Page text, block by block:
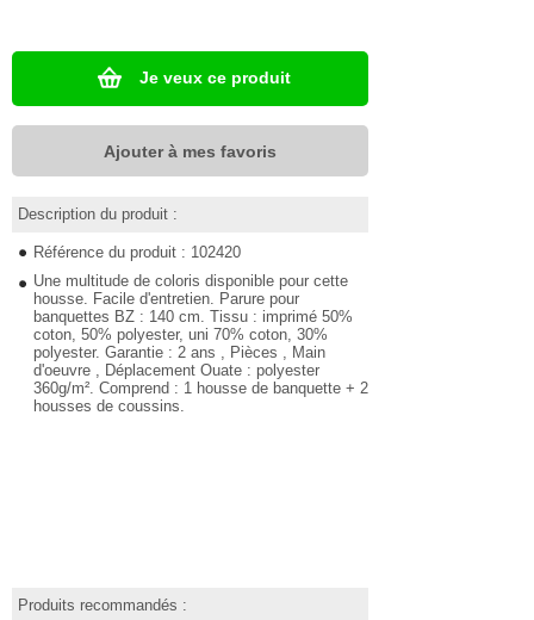
Je veux ce produit
Ajouter à mes favoris
Description du produit :
Référence du produit : 102420
Une multitude de coloris disponible pour cette
housse. Facile d'entretien. Parure pour
banquettes BZ : 140 cm. Tissu : imprimé 50%
coton, 50% polyester, uni 70% coton, 30%
polyester. Garantie : 2 ans , Pièces , Main
d'oeuvre , Déplacement Ouate : polyester
360g/m². Comprend : 1 housse de banquette + 2
housses de coussins.
Produits recommandés :